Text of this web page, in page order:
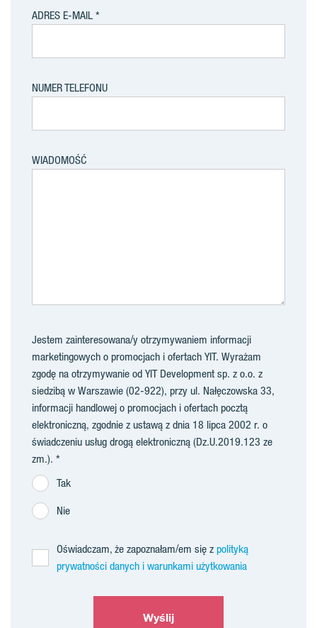
ADRES E-MAIL
NUMER TELEFONU
WIADOMOŚĆ
Jestem zainteresowana/y otrzymywaniem informacji
marketingowych o promocjach i ofertach YIT. Wyrażam
zgodę na otrzymywanie od YIT Development sp. z o.o. z
siedzibą w Warszawie (02-922), przy ul. Nałęczowska 33,
informacji handlowej o promocjach i ofertach pocztą
elektroniczną, zgodnie z ustawą z dnia 18 lipca 2002 r. o
świadczeniu usług drogą elektroniczną (Dz.U.2019.123 ze
zm.).
Tak
Nie
Oświadczam, że zapoznałam/em się z polityką
prywatności danych i warunkami użytkowania
Wyślij